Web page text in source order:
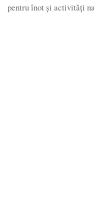
pentru înot și activități